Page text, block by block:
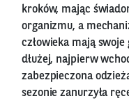
kroków, mając
organizmu, a
człowieka mają
dłużej, najpierw
zabezpieczona
sezonie zanurzyła